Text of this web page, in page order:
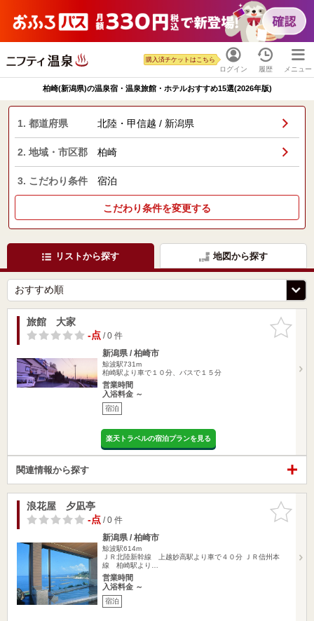
ログイン
購入済チケットはこちら
履歴 メニュー
柏崎(新潟県)の温泉宿・温泉旅館・ホテルおすすめ15選(2026年版)
1. 都道府県 北陸・甲信越 / 新潟県
2. 地域・市区郡 柏崎
3. こだわり条件 宿泊
こだわり条件を変更する
リストから探す 地図から探す
お気に入
りに追加
旅館 大家
-点/ 0 件
新潟県 / 柏崎市
鯨波駅731m
柏崎駅より車で１０分、バスで１５分
営業時間
入浴料金 ～
宿泊
楽天トラベルの宿泊プランを見る
関連情報から探す
お気に入
りに追加
浪花屋 夕凪亭
-点/ 0 件
新潟県 / 柏崎市
鯨波駅614m
ＪＲ北陸新幹線 上越妙高駅より車で４０分 ＪＲ信州本
線 柏崎駅より…
営業時間
入浴料金 ～
宿泊